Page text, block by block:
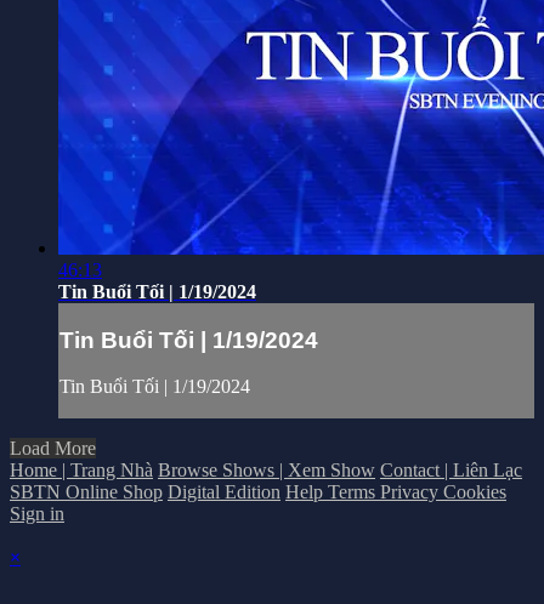
46:13
Tin Buổi Tối | 1/19/2024
Tin Buổi Tối | 1/19/2024
Tin Buổi Tối | 1/19/2024
Load More
Home | Trang Nhà Browse Shows | Xem Show Contact | Liên Lạc
SBTN Online Shop Digital Edition Help Terms Privacy Cookies
Sign in
×